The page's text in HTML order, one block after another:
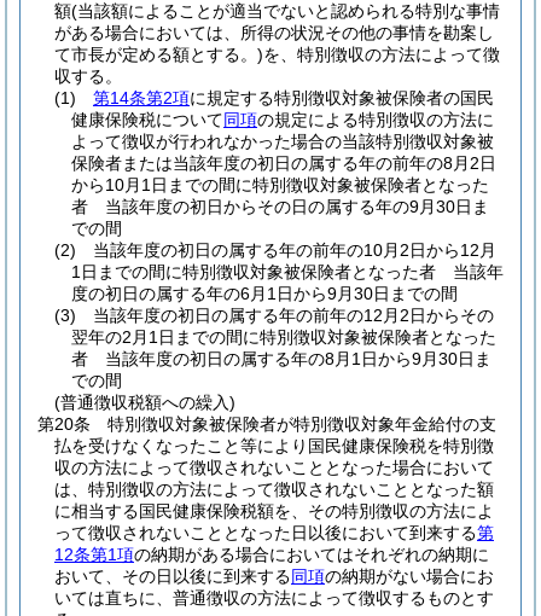
額(当該額によることが適当でないと認められる特別な事情
がある場合においては、所得の状況その他の事情を勘案し
て市長が定める額とする。)を、特別徴収の方法によって徴
収する。
(1)
第14条第2項に規定する特別徴収対象被保険者の国民
健康保険税について同項の規定による特別徴収の方法に
よって徴収が行われなかった場合の当該特別徴収対象被
保険者または当該年度の初日の属する年の前年の8月2日
から10月1日までの間に特別徴収対象被保険者となった
者 当該年度の初日からその日の属する年の9月30日ま
での間
(2)
当該年度の初日の属する年の前年の10月2日から12月
1日までの間に特別徴収対象被保険者となった者 当該年
度の初日の属する年の6月1日から9月30日までの間
(3)
当該年度の初日の属する年の前年の12月2日からその
翌年の2月1日までの間に特別徴収対象被保険者となった
者 当該年度の初日の属する年の8月1日から9月30日ま
での間
(普通徴収税額への繰入)
第20条
特別徴収対象被保険者が特別徴収対象年金給付の支
払を受けなくなったこと等により国民健康保険税を特別徴
収の方法によって徴収されないこととなった場合において
は、特別徴収の方法によって徴収されないこととなった額
に相当する国民健康保険税額を、その特別徴収の方法によ
って徴収されないこととなった日以後において到来する第
12条第1項の納期がある場合においてはそれぞれの納期に
おいて、その日以後に到来する同項の納期がない場合にお
いては直ちに、普通徴収の方法によって徴収するものとす